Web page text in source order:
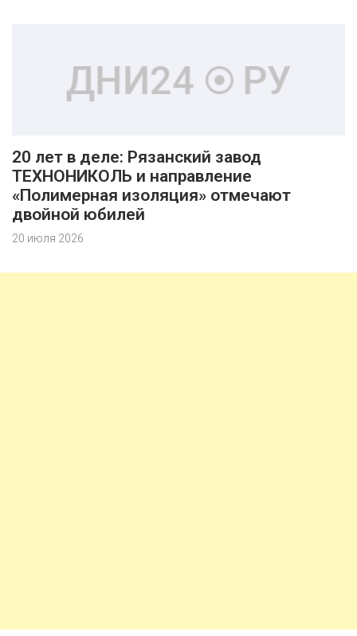
20 лет в деле: Рязанский завод
ТЕХНОНИКОЛЬ и направление
«Полимерная изоляция» отмечают
двойной юбилей
20 июля 2026